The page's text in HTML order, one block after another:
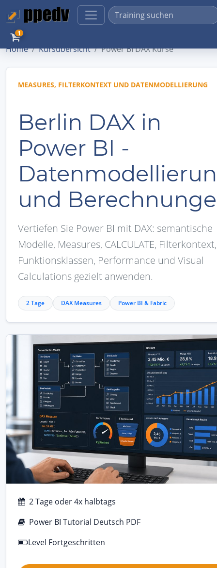
1
Home Kursübersicht Power BI DAX Kurse
MEASURES, FILTERKONTEXT UND DATENMODELLIERUNG
Berlin DAX in
Power BI -
und
Vertiefen Sie Power BI mit DAX: semantische
Modelle, Measures, CALCULATE, Filterkontext,
Funktionsklassen, Performance und Visual
Calculations gezielt anwenden.
2 Tage DAX Measures Power BI & Fabric
2 Tage oder 4x halbtags
Power BI Tutorial Deutsch PDF
Level Fortgeschritten